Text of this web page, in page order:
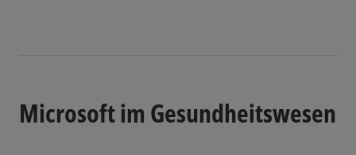
n
e
Microsoft im Gesundheitswesen